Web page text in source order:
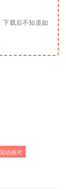
；下载后不知道如
动画片